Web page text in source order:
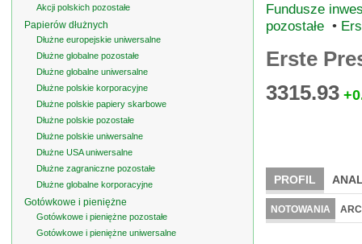
Fundusze
pozostałe •
Erste
3315.93
PROFIL
NOTOWANIA
Akcji polskich pozostałe
Papierów dłużnych
Dłużne europejskie uniwersalne
Dłużne globalne pozostałe
Dłużne globalne uniwersalne
Dłużne polskie korporacyjne
Dłużne polskie papiery skarbowe
Dłużne polskie pozostałe
Dłużne polskie uniwersalne
Dłużne USA uniwersalne
Dłużne zagraniczne pozostałe
Dłużne globalne korporacyjne
Gotówkowe i pieniężne
Gotówkowe i pieniężne pozostałe
Gotówkowe i pieniężne uniwersalne